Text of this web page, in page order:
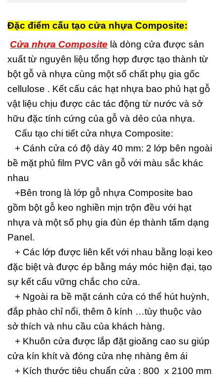
Đặc điểm cấu tạo cửa nhựa Composite:
Cửa nhựa Composite là dòng cửa được sản
xuất từ nguyên liệu tổng hợp được tạo thành từ
bột gỗ và nhựa cùng một số chất phụ gia gốc
cellulose . Kết cấu các hạt nhựa bao phủ hạt gỗ
vật liệu chịu được các tác động từ nước và sở
hữu đặc tính cứng của gỗ và dẻo của nhựa.
Cấu tạo chi tiết cửa nhựa Composite:
+ Cánh cửa có độ dày 40 mm: 2 lớp bên ngoài
bề mặt phủ film PVC vân gỗ với màu sắc khác
nhau
+Bên trong là lớp gỗ nhựa Composite bao
gồm bột gỗ keo nghiền mịn trộn đều với hạt
nhựa và một số phụ gia đùn ép thành tấm dạng
Panel.
+ Các lớp được liên kết với nhau bằng loại keo
đặc biệt và được ép bằng máy móc hiện đại, tạo
sự kết cấu vững chắc cho cửa.
+ Ngoài ra bề mặt cánh cửa có thể hút huỳnh,
đắp phào chỉ nổi, thêm ô kính …tùy thuộc vào
sở thích và nhu cầu của khách hàng.
+ Khuôn cửa được lắp đặt gioăng cao su giúp
cửa kín khít và đóng cửa nhẹ nhàng êm ái
+ Kích thước tiêu chuẩn cửa : 800 x 2100 mm